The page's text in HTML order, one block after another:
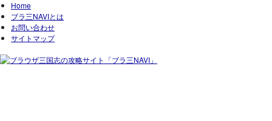
Home
ブラ三NAVIとは
お問い合わせ
サイトマップ